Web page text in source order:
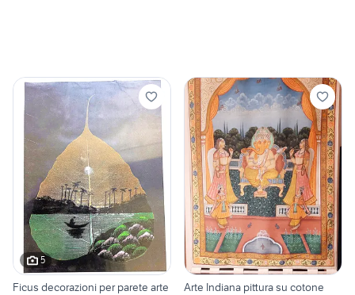
5
Ficus decorazioni per parete arte
Arte Indiana pittura su cotone